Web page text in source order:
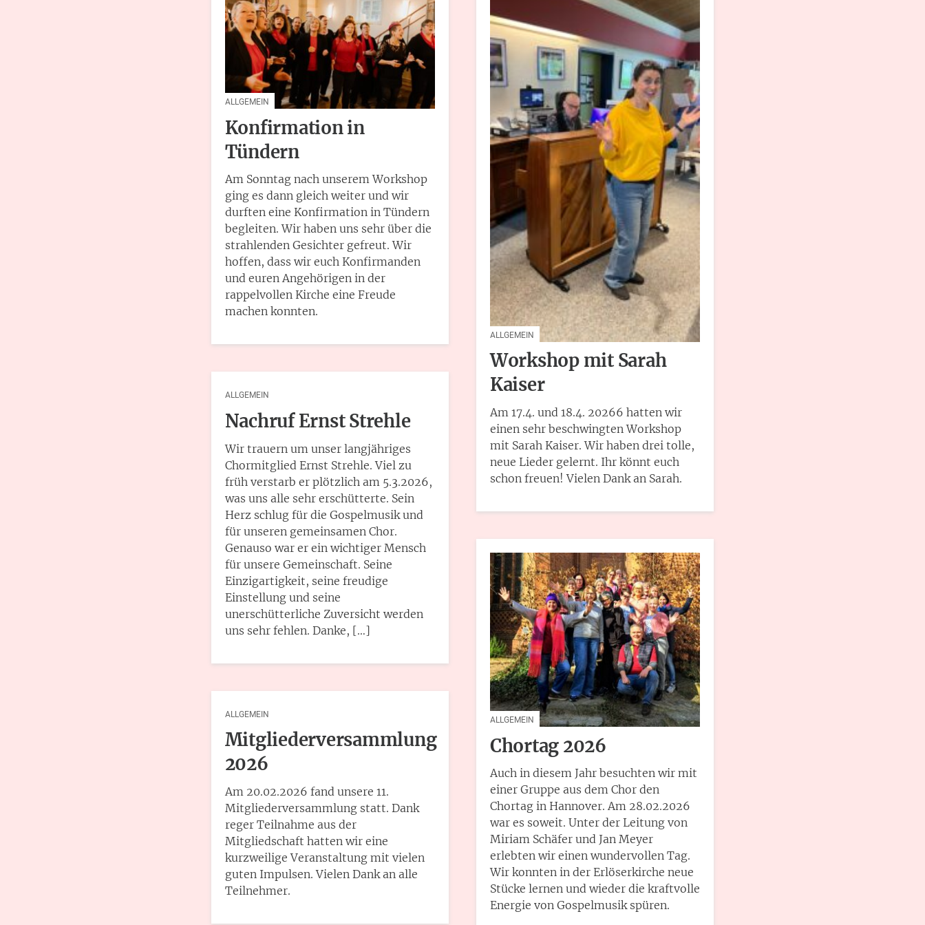
ALLGEMEIN
Konfirmation in
Tündern
Am Sonntag nach unserem Workshop
ging es dann gleich weiter und wir
durften eine Konfirmation in Tündern
begleiten. Wir haben uns sehr über die
strahlenden Gesichter gefreut. Wir
hoffen, dass wir euch Konfirmanden
und euren Angehörigen in der
rappelvollen Kirche eine Freude
machen konnten.
ALLGEMEIN
Workshop mit Sarah
Kaiser
Am 17.4. und 18.4. 20266 hatten wir
einen sehr beschwingten Workshop
mit Sarah Kaiser. Wir haben drei tolle,
neue Lieder gelernt. Ihr könnt euch
schon freuen! Vielen Dank an Sarah.
ALLGEMEIN
Nachruf Ernst Strehle
Wir trauern um unser langjähriges
Chormitglied Ernst Strehle. Viel zu
früh verstarb er plötzlich am 5.3.2026,
was uns alle sehr erschütterte. Sein
Herz schlug für die Gospelmusik und
für unseren gemeinsamen Chor.
Genauso war er ein wichtiger Mensch
für unsere Gemeinschaft. Seine
Einzigartigkeit, seine freudige
Einstellung und seine
unerschütterliche Zuversicht werden
uns sehr fehlen. Danke, […]
ALLGEMEIN
Chortag 2026
Auch in diesem Jahr besuchten wir mit
einer Gruppe aus dem Chor den
Chortag in Hannover. Am 28.02.2026
war es soweit. Unter der Leitung von
Miriam Schäfer und Jan Meyer
erlebten wir einen wundervollen Tag.
Wir konnten in der Erlöserkirche neue
Stücke lernen und wieder die kraftvolle
Energie von Gospelmusik spüren.
ALLGEMEIN
Mitgliederversammlung
2026
Am 20.02.2026 fand unsere 11.
Mitgliederversammlung statt. Dank
reger Teilnahme aus der
Mitgliedschaft hatten wir eine
kurzweilige Veranstaltung mit vielen
guten Impulsen. Vielen Dank an alle
Teilnehmer.